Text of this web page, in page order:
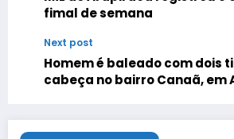
fimal de semana
Next post
Homem é baleado com dois
cabeça no bairro Canaã, em